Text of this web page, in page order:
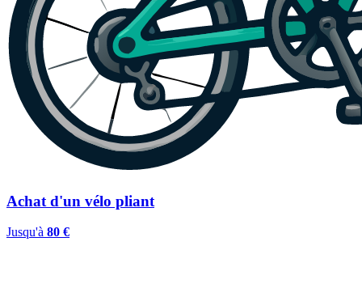
Achat d'un vélo pliant
Jusqu'à 80 €